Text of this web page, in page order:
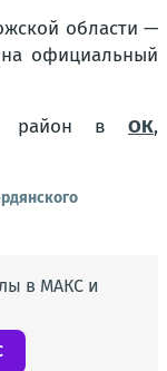
области —
официальный
район в ОК,
в МАКС и